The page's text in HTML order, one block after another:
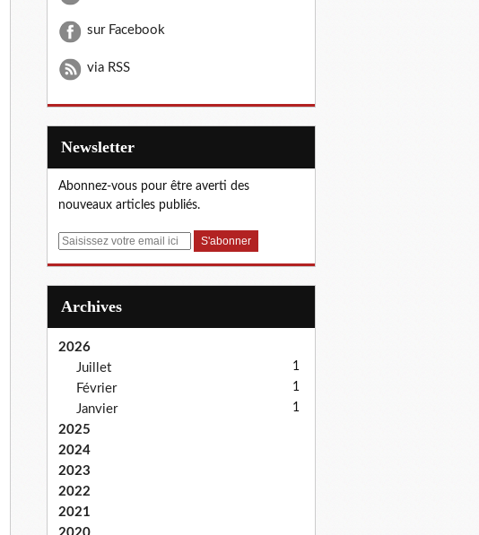
sur Facebook
via RSS
Newsletter
Abonnez-vous pour être averti des
nouveaux articles publiés.
E
Archives
2026
Juillet
1
Février 1
Janvier 1
2025
2024
2023
2022
2021